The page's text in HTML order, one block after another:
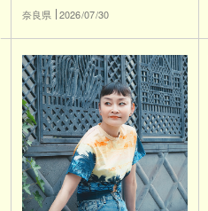
奈良県 2026/07/30